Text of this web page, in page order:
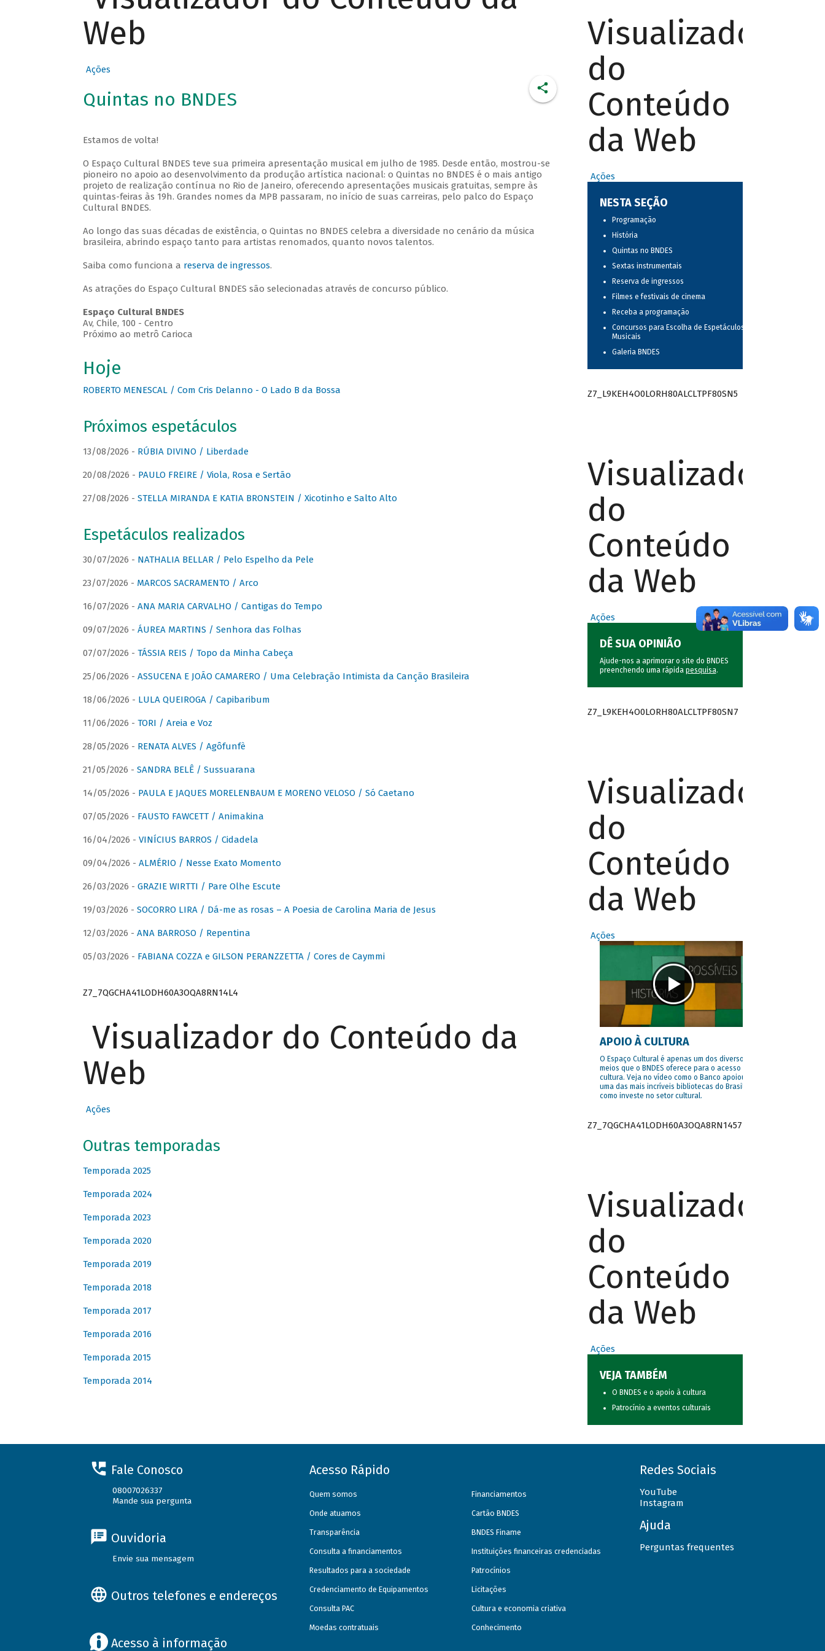
Web
Ações
Quintas no BNDES
Estamos de volta!
O Espaço Cultural BNDES teve sua primeira apresentação musical em julho de 1985. Desde então, mostrou-se
pioneiro no apoio ao desenvolvimento da produção artística nacional: o Quintas no BNDES é o mais antigo
projeto de realização contínua no Rio de Janeiro, oferecendo apresentações musicais gratuitas, sempre às
quintas-feiras às 19h. Grandes nomes da MPB passaram, no início de suas carreiras, pelo palco do Espaço
Cultural BNDES.
Ao longo das suas décadas de existência, o Quintas no BNDES celebra a diversidade no cenário da música
brasileira, abrindo espaço tanto para artistas renomados, quanto novos talentos.
Saiba como funciona a reserva de ingressos.
As atrações do Espaço Cultural BNDES são selecionadas através de concurso público.
Espaço Cultural BNDES
Av, Chile, 100 - Centro
Próximo ao metrô Carioca
Hoje
ROBERTO MENESCAL / Com Cris Delanno - O Lado B da Bossa
Próximos espetáculos
13/08/2026 - RÚBIA DIVINO / Liberdade
20/08/2026 - PAULO FREIRE / Viola, Rosa e Sertão
27/08/2026 - STELLA MIRANDA E KATIA BRONSTEIN / Xicotinho e Salto Alto
Espetáculos realizados
30/07/2026 - NATHALIA BELLAR / Pelo Espelho da Pele
23/07/2026 - MARCOS SACRAMENTO / Arco
16/07/2026 - ANA MARIA CARVALHO / Cantigas do Tempo
09/07/2026 - ÁUREA MARTINS / Senhora das Folhas
07/07/2026 - TÁSSIA REIS / Topo da Minha Cabeça
25/06/2026 - ASSUCENA E JOÃO CAMARERO / Uma Celebração Intimista da Canção Brasileira
18/06/2026 - LULA QUEIROGA / Capibaribum
11/06/2026 - TORI / Areia e Voz
28/05/2026 - RENATA ALVES / Agôfunfè
21/05/2026 - SANDRA BELÊ / Sussuarana
14/05/2026 - PAULA E JAQUES MORELENBAUM E MORENO VELOSO / Só Caetano
07/05/2026 - FAUSTO FAWCETT / Animakina
16/04/2026 - VINÍCIUS BARROS / Cidadela
09/04/2026 - ALMÉRIO / Nesse Exato Momento
26/03/2026 - GRAZIE WIRTTI / Pare Olhe Escute
19/03/2026 - SOCORRO LIRA / Dá-me as rosas – A Poesia de Carolina Maria de Jesus
12/03/2026 - ANA BARROSO / Repentina
05/03/2026 - FABIANA COZZA e GILSON PERANZZETTA / Cores de Caymmi
Z7_7QGCHA41LODH60A3OQA8RN14L4
Visualizador do Conteúdo da
Web
Ações
Outras temporadas
Temporada 2025
Temporada 2024
Temporada 2023
Temporada 2020
Temporada 2019
Temporada 2018
Temporada 2017
Temporada 2016
Temporada 2015
Temporada 2014
Visualizador
do
Conteúdo
da Web
Ações
NESTA SEÇÃO
Programação
História
Quintas no BNDES
Sextas instrumentais
Reserva de ingressos
Filmes e festivais de cinema
Receba a programação
Concursos para Escolha de Espetáculos
Musicais
Galeria BNDES
Z7_L9KEH4O0LORH80ALCLTPF80SN5
Visualizador
do
Conteúdo
da Web
Ações
DÊ SUA OPINIÃO
Ajude-nos a aprimorar o site do BNDES
preenchendo uma rápida pesquisa.
Z7_L9KEH4O0LORH80ALCLTPF80SN7
Visualizador
do
Conteúdo
da Web
Ações
APOIO À CULTURA
O Espaço Cultural é apenas um dos diversos
meios que o BNDES oferece para o acesso à
cultura. Veja no vídeo como o Banco apoiou
uma das mais incríveis bibliotecas do Brasil e
como investe no setor cultural.
Z7_7QGCHA41LODH60A3OQA8RN1457
Visualizador
do
Conteúdo
da Web
Ações
VEJA TAMBÉM
O BNDES e o apoio à cultura
Patrocínio a eventos culturais
Fale Conosco
08007026337
Mande sua pergunta
Ouvidoria
Envie sua mensagem
Outros telefones e endereços
Acesso à informação
Acesso Rápido
Quem somos
Onde atuamos
Transparência
Consulta a financiamentos
Resultados para a sociedade
Credenciamento de Equipamentos
Consulta PAC
Moedas contratuais
Financiamentos
Cartão BNDES
BNDES Finame
Instituições financeiras credenciadas
Patrocínios
Licitações
Cultura e economia criativa
Conhecimento
Redes Sociais
YouTube
Instagram
Ajuda
Perguntas frequentes